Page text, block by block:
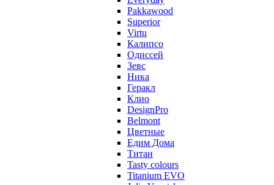
Pakkawood
Superior
Virtu
Калипсо
Одиссей
Зевс
Ника
Геракл
Клио
DesignPro
Belmont
Цветные
Едим Дома
Титан
Tasty colours
Titanium EVO